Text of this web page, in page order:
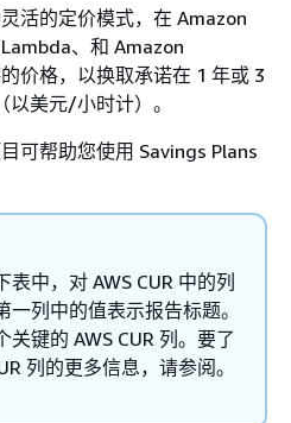
活的定价模式，在 Amazon
、和 Amazon
价格，以换取承诺在 1 年或 3
美元/小时计）。
可帮助您使用 Savings Plans
表中，对 AWS CUR 中的列
列中的值表示报告标题。
键的 AWS CUR 列。要了
列的更多信息，请参阅。